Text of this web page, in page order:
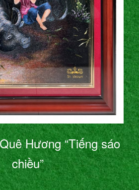
Hương “Tiếng sáo
chiều”